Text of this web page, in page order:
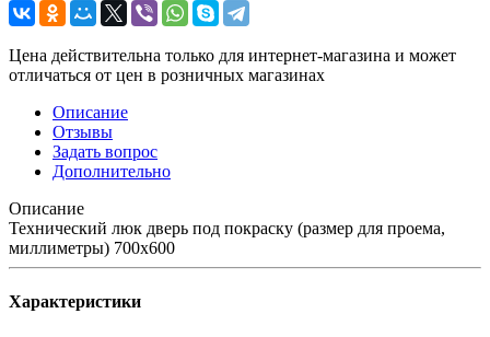
Цена действительна только для интернет-магазина и может
отличаться от цен в розничных магазинах
Описание
Отзывы
Задать вопрос
Дополнительно
Описание
Технический люк дверь под покраску (размер для проема,
миллиметры) 700x600
Характеристики